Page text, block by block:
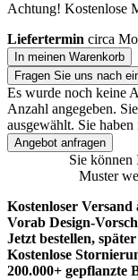
Achtung! Kostenlose
Liefertermin circa
In meinen Warenkorb
Fragen Sie uns nach
Es wurde noch keine
Anzahl angegeben.
ausgewählt. Sie
Angebot anfragen
Sie
Muster
Kostenloser Versand
Vorab Design-
Jetzt bestellen,
Kostenlose
200.000+ gepflanzte